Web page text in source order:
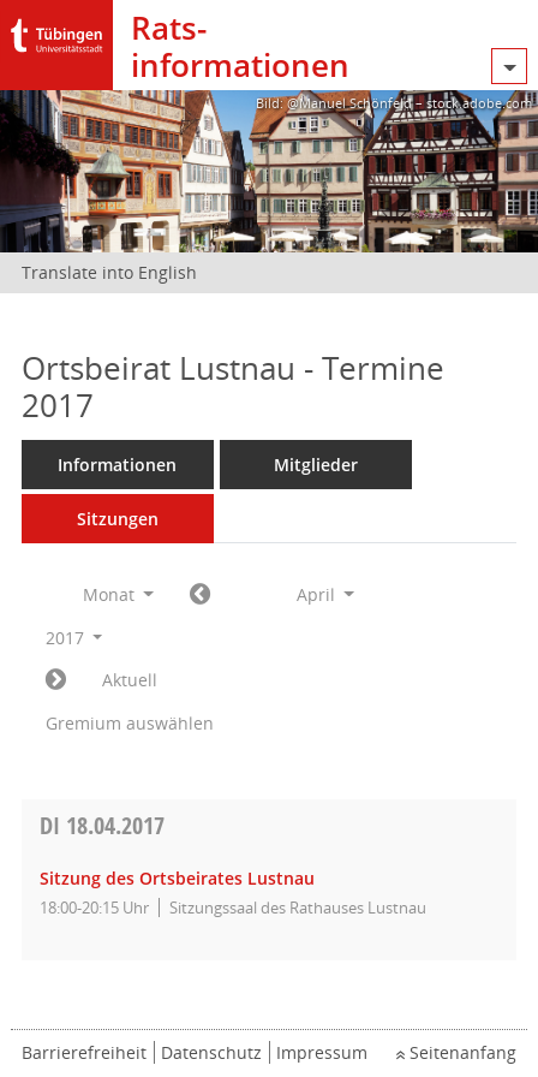
Rats­
informationen
Bild: @Manuel Schönfeld – stock.adobe.com
Translate into English
Ortsbeirat Lustnau - Termine
2017
Informationen Mitglieder
Sitzungen
Monat
April
2017
Aktuell
Gremium auswählen
DI 18.04.2017
Sitzung des Ortsbeirates Lustnau
18:00-20:15 Uhr Sitzungssaal des Rathauses Lustnau
Barrierefreiheit Datenschutz Impressum Seitenanfang